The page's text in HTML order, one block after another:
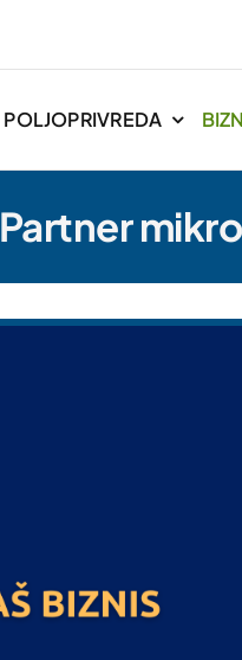
POLJOPRIVREDA
Partner